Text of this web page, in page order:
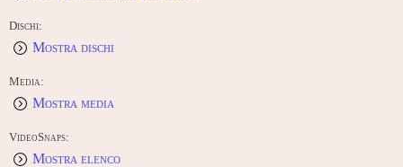
Dischi:
Mostra dischi
Media:
Mostra media
VideoSnaps:
Mostra elenco